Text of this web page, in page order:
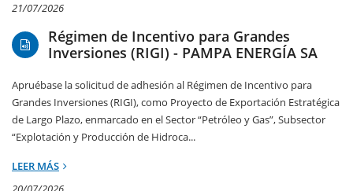
21/07/2026
Régimen de Incentivo para Grandes
Inversiones (RIGI) - PAMPA ENERGÍA SA
Apruébase la solicitud de adhesión al Régimen de Incentivo para
Grandes Inversiones (RIGI), como Proyecto de Exportación Estratégica
de Largo Plazo, enmarcado en el Sector “Petróleo y Gas”, Subsector
“Explotación y Producción de Hidroca...
LEER MÁS